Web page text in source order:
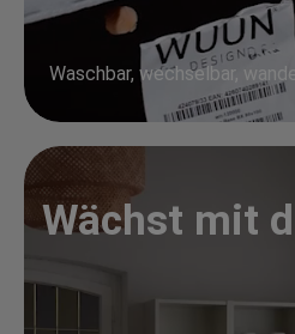
Waschbar, wechselbar,
Wächst mit